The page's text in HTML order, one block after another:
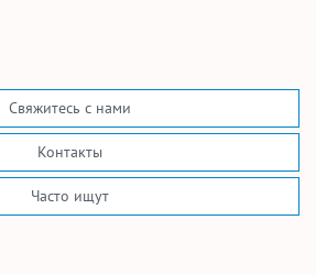
Свяжитесь с нами
Контакты
Часто ищут